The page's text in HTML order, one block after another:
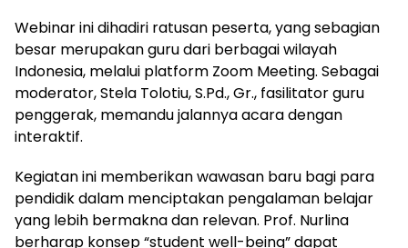
Webinar ini dihadiri ratusan peserta, yang sebagian
besar merupakan guru dari berbagai wilayah
Indonesia, melalui platform Zoom Meeting. Sebagai
moderator, Stela Tolotiu, S.Pd., Gr., fasilitator guru
penggerak, memandu jalannya acara dengan
interaktif.
Kegiatan ini memberikan wawasan baru bagi para
pendidik dalam menciptakan pengalaman belajar
yang lebih bermakna dan relevan. Prof. Nurlina
berharap konsep “student well-being” dapat